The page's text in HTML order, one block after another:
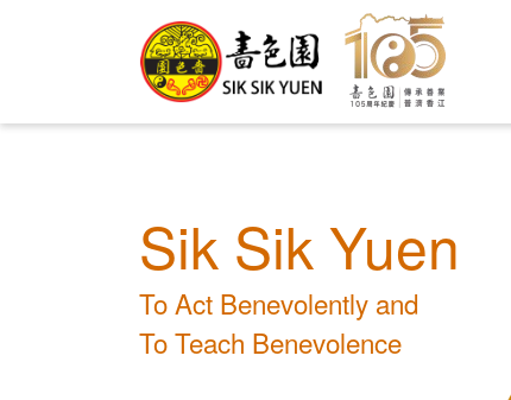
Sik Sik Yuen
To Act Benevolently and
To Teach Benevolence